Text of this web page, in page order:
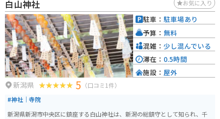
では、地元人の知る人ぞ知るレアなお花見スポットだったのですが、今や大
勢の人が訪れる観光スポットになりました。
白山神社 お気に入り
新潟県 5 （口コミ1件）
#神社｜寺院
新潟県新潟市中央区に鎮座する白山神社は、新潟の総鎮守として知られ、千
駐車： 駐車場あり
予算： 無料
混雑： 少し混んでいる
滞在： 0.5時間
施設： 屋外